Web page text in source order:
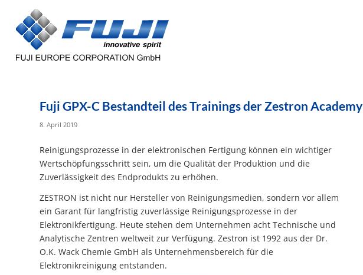
Fuji GPX-C Bestandteil des Trainings der Zestron Academy
8. April 2019
Reinigungsprozesse in der elektronischen Fertigung können ein wichtiger
Wertschöpfungsschritt sein, um die Qualität der Produktion und die
Zuverlässigkeit des Endprodukts zu erhöhen.
ZESTRON ist nicht nur Hersteller von Reinigungsmedien, sondern vor allem
ein Garant für langfristig zuverlässige Reinigungsprozesse in der
Elektronikfertigung. Heute stehen dem Unternehmen acht Technische und
Analytische Zentren weltweit zur Verfügung. Zestron ist 1992 aus der Dr.
O.K. Wack Chemie GmbH als Unternehmensbereich für die
Elektronikreinigung entstanden.